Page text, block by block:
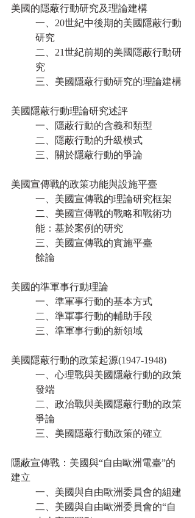
美國的隱蔽行動研究及理論建構
一、20世紀中後期的美國隱蔽行動
研究
二、21世紀前期的美國隱蔽行動研
究
三、美國隱蔽行動研究的理論建構
美國隱蔽行動理論研究述評
一、隱蔽行動的含義和類型
二、隱蔽行動的升級模式
三、關於隱蔽行動的爭論
美國宣傳戰的政策功能與設施平臺
一、美國宣傳戰的理論研究框架
二、美國宣傳戰的戰略和戰術功
能：基於案例的研究
三、美國宣傳戰的實施平臺
餘論
美國的準軍事行動理論
一、準軍事行動的基本方式
二、準軍事行動的輔助手段
三、準軍事行動的新領域
美國隱蔽行動的政策起源(1947-1948)
一、心理戰與美國隱蔽行動的政策
發端
二、政治戰與美國隱蔽行動的政策
爭論
三、美國隱蔽行動政策的確立
隱蔽宣傳戰：美國與“自由歐洲電臺”的
建立
一、美國與自由歐洲委員會的組建
二、美國與自由歐洲委員會的“自